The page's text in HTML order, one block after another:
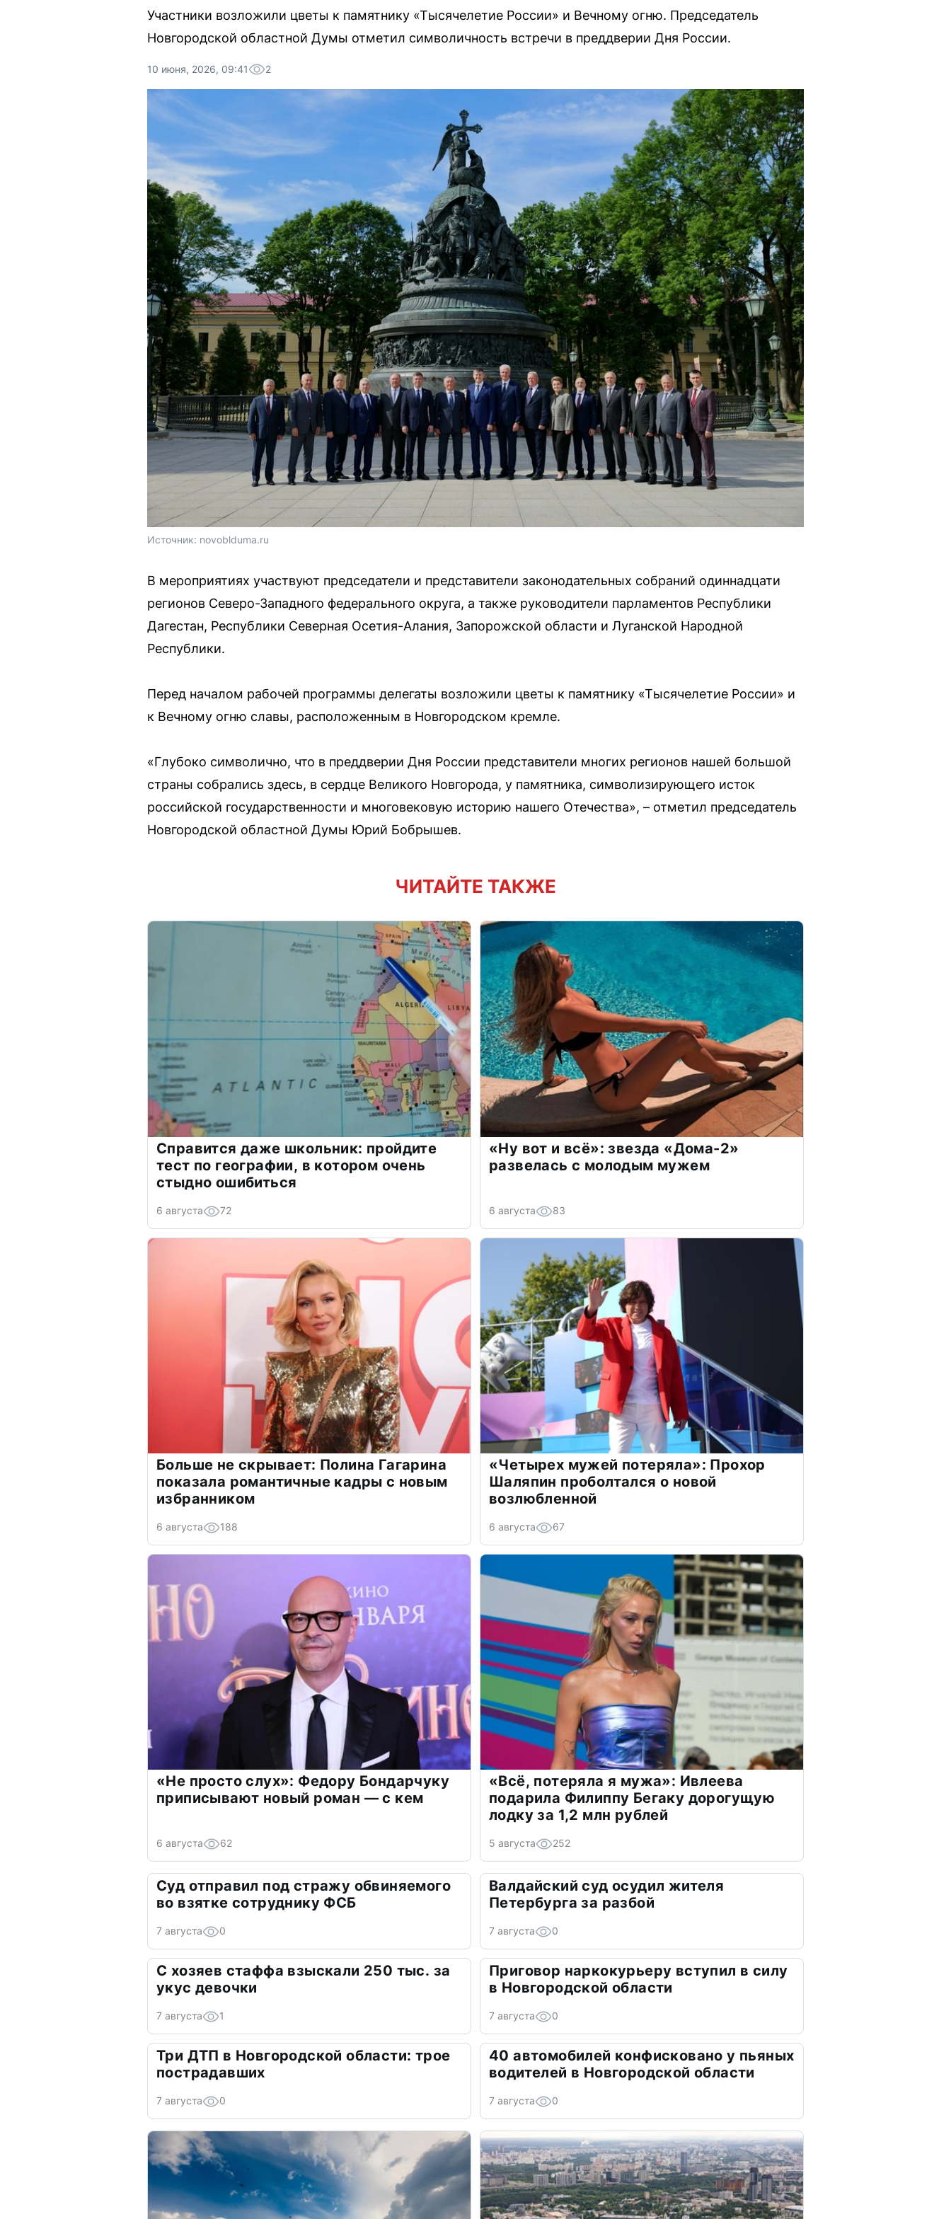
Участники возложили цветы к памятнику «Тысячелетие России» и Вечному огню. Председатель
Новгородской областной Думы отметил символичность встречи в преддверии Дня России.
10 июня, 2026, 09:41 2
Источник: novoblduma.ru
В мероприятиях участвуют председатели и представители законодательных собраний одиннадцати
регионов Северо-Западного федерального округа, а также руководители парламентов Республики
Дагестан, Республики Северная Осетия-Алания, Запорожской области и Луганской Народной
Республики.
Перед началом рабочей программы делегаты возложили цветы к памятнику «Тысячелетие России» и
к Вечному огню славы, расположенным в Новгородском кремле.
«Глубоко символично, что в преддверии Дня России представители многих регионов нашей большой
страны собрались здесь, в сердце Великого Новгорода, у памятника, символизирующего исток
российской государственности и многовековую историю нашего Отечества», – отметил председатель
Новгородской областной Думы Юрий Бобрышев.
ЧИТАЙТЕ ТАКЖЕ
Справится даже школьник: пройдите
тест по географии, в котором очень
стыдно ошибиться
6 августа 72
«Ну вот и всё»: звезда «Дома-2»
развелась с молодым мужем
6 августа 83
Больше не скрывает: Полина Гагарина
показала романтичные кадры с новым
избранником
6 августа 188
«Четырех мужей потеряла»: Прохор
Шаляпин проболтался о новой
возлюбленной
6 августа 67
«Не просто слух»: Федору Бондарчуку
приписывают новый роман — с кем
6 августа 62
«Всё, потеряла я мужа»: Ивлеева
подарила Филиппу Бегаку дорогущую
лодку за 1,2 млн рублей
5 августа 252
Суд отправил под стражу обвиняемого
во взятке сотруднику ФСБ
7 августа 0
Валдайский суд осудил жителя
Петербурга за разбой
7 августа 0
С хозяев стаффа взыскали 250 тыс. за
укус девочки
7 августа 1
Приговор наркокурьеру вступил в силу
в Новгородской области
7 августа 0
Три ДТП в Новгородской области: трое
пострадавших
7 августа 0
40 автомобилей конфисковано у пьяных
водителей в Новгородской области
7 августа 0